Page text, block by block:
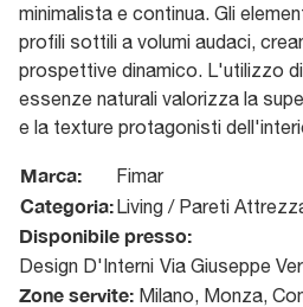
minimalista e continua. Gli
profili sottili a volumi audaci,
prospettive dinamico. L'utilizzo
essenze naturali valorizza la
e la texture protagonisti
Marca: Fimar
Categoria:Living / Pareti
Disponibile presso:
Design D'Interni Via Giuseppe
Zone servite: Milano, Monza,